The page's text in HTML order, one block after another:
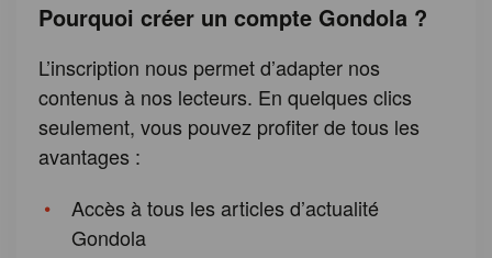
Pourquoi créer un compte Gondola ?
L’inscription nous permet d’adapter nos
contenus à nos lecteurs. En quelques clics
seulement, vous pouvez profiter de tous les
avantages :
Accès à tous les articles d’actualité
Gondola